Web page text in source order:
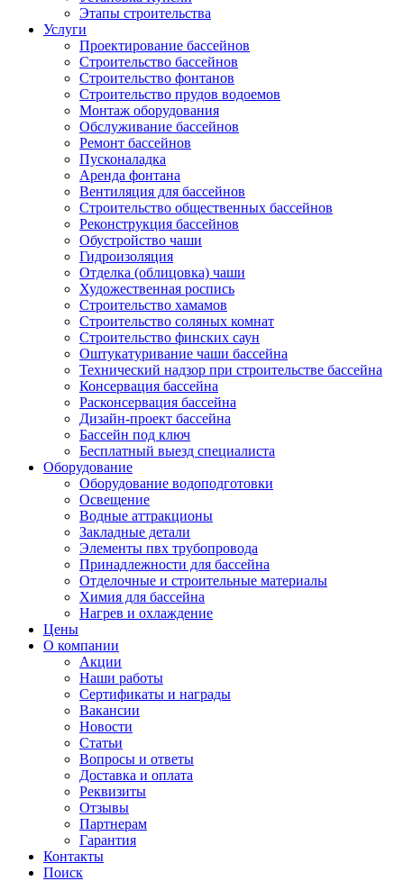
Этапы строительства
Услуги
Проектирование бассейнов
Строительство бассейнов
Строительство фонтанов
Строительство прудов водоемов
Монтаж оборудования
Обслуживание бассейнов
Ремонт бассейнов
Пусконаладка
Аренда фонтана
Вентиляция для бассейнов
Строительство общественных бассейнов
Реконструкция бассейнов
Обустройство чаши
Гидроизоляция
Отделка (облицовка) чаши
Художественная роспись
Строительство хамамов
Строительство соляных комнат
Строительство финских саун
Оштукатуривание чаши бассейна
Технический надзор при строительстве бассейна
Консервация бассейна
Расконсервация бассейна
Дизайн-проект бассейна
Бассейн под ключ
Бесплатный выезд специалиста
Оборудование
Оборудование водоподготовки
Освещение
Водные аттракционы
Закладные детали
Элементы пвх трубопровода
Принадлежности для бассейна
Отделочные и строительные материалы
Химия для бассейна
Нагрев и охлаждение
Цены
О компании
Акции
Наши работы
Сертификаты и награды
Вакансии
Новости
Статьи
Вопросы и ответы
Доставка и оплата
Реквизиты
Отзывы
Партнерам
Гарантия
Контакты
Поиск